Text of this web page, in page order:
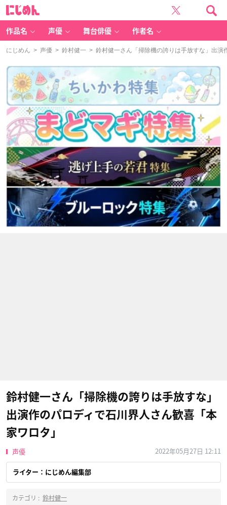
作品名 声優 舞台俳優 作者名
にじめん > 声優 > 鈴村健一 > 鈴村健一さん「掃除機の誇りは手放すな」出
鈴村健一さん「掃除機の誇りは手放すな」
出演作のパロディで石川界人さん歓喜「本
家ワロタ」
声優 2022年05月27日 12:11
ライター：にじめん編集部
カテゴリ : 鈴村健一